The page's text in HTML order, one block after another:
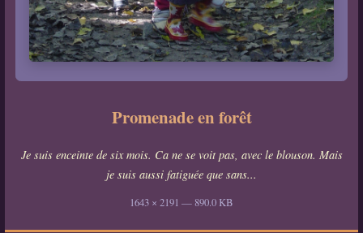
Promenade en forêt
Je suis enceinte de six mois. Ca ne se voit pas, avec le blouson. Mais
je suis aussi fatiguée que sans...
1643 × 2191 — 890.0 KB